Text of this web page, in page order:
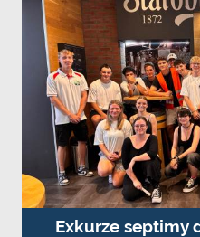
Exkurze septimy